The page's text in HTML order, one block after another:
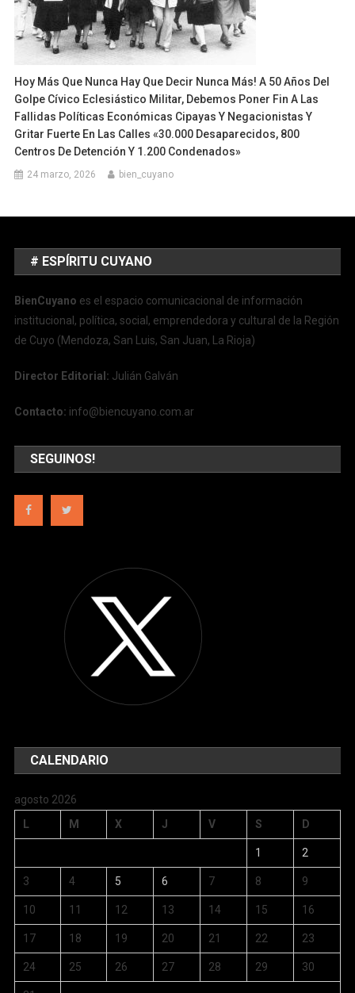
Hoy Más Que Nunca Hay Que Decir Nunca Más! A 50 Años Del
Golpe Cívico Eclesiástico Militar, Debemos Poner Fin A Las
Fallidas Políticas Económicas Cipayas Y Negacionistas Y
Gritar Fuerte En Las Calles «30.000 Desaparecidos, 800
Centros De Detención Y 1.200 Condenados»
24 marzo, 2026 bien_cuyano
# ESPÍRITU CUYANO
BienCuyano es el espacio comunicacional de información
institucional, política, social, emprendedora y cultural de la Región
de Cuyo (Mendoza, San Luis, San Juan, La Rioja)
Director Editorial: Julián Galván
Contacto: info@biencuyano.com.ar
SEGUINOS!
CALENDARIO
agosto 2026
L
M X J V S D
1 2
3 4 5 6 7 8 9
10 11 12 13 14 15 16
17 18 19 20 21 22 23
24 25 26 27 28 29 30